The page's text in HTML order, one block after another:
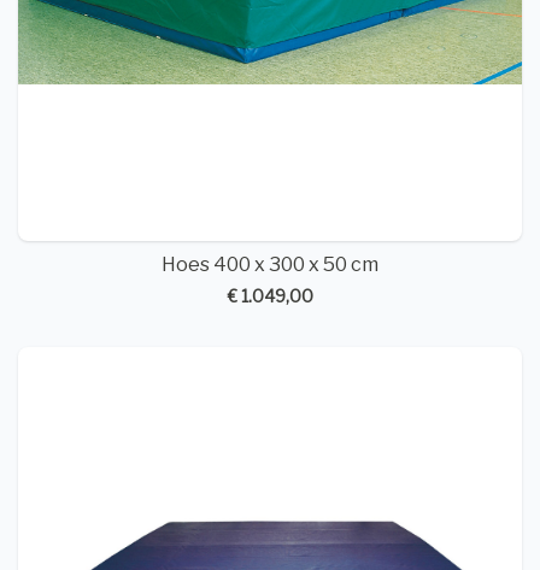
Hoes 400 x 300 x 50 cm
€ 1.049,00